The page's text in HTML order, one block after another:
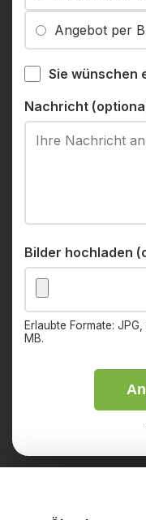
Angebot per
Sie wünschen
Nachricht
Bilder hochladen
Erlaubte Formate:
MB.